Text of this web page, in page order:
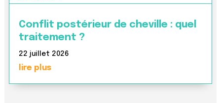
Conflit postérieur de cheville : quel
traitement ?
22 juillet 2026
lire plus